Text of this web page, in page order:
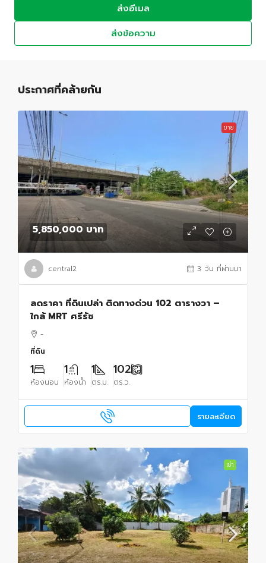
ส่งอีเมล
ส่งข้อความ
ประกาศที่คล้ายกัน
ขาย
5,850,000 บาท
central2 3 วัน ที่ผ่านมา
ลดราคา ที่ดินเปล่า ติดทางด่วน 102 ตารางวา –
ใกล้ MRT ศรีรัช
-
ที่ดิน
1
ห้องนอน
1
ห้องน้ำ
1
ตร.ม.
102
ตร.ว.
รายละเอียด
เช่า